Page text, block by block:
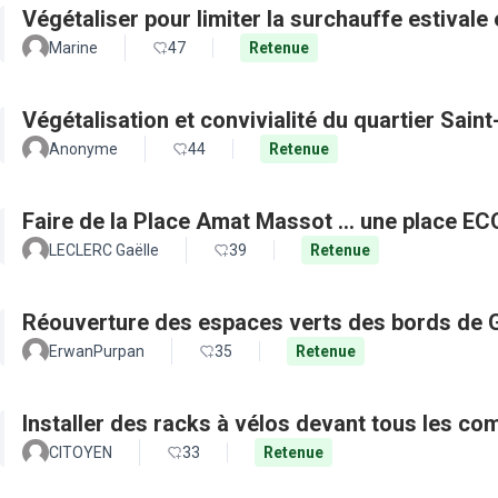
Végétaliser pour limiter la surchauffe estivale
Marine 47 Retenue
Végétalisation et convivialité du quartier
Anonyme 44 Retenue
Faire de la Place Amat Massot ... une place
LECLERC Gaëlle 39 Retenue
Réouverture des espaces verts des bords de
ErwanPurpan 35 Retenue
Installer des racks à vélos devant tous les
CITOYEN 33 Retenue